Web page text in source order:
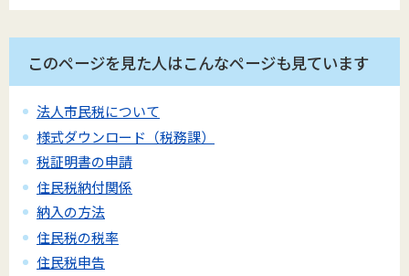
このページを見た人はこんなページも見ています
法人市民税について
様式ダウンロード（税務課）
税証明書の申請
住民税納付関係
納入の方法
住民税の税率
住民税申告